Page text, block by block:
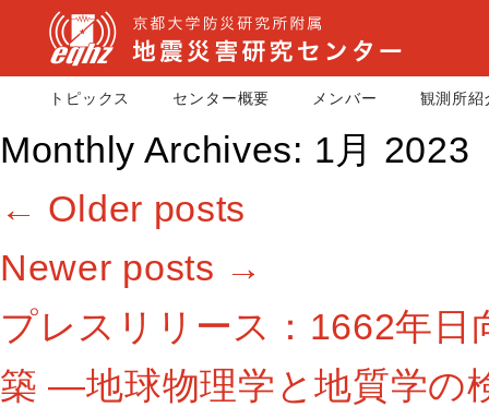
トピックス センター概要 メンバー 観測所紹
Monthly Archives: 1月 2023
← Older posts
Newer posts →
プレスリリース：1662年
築 ―地球物理学と地質学の